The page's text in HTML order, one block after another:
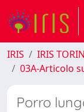
IRIS IRIS
03A-Articolo
Porro